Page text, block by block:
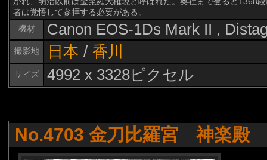
者は覚悟して参拝する必要がある。
機材
Canon EOS-1Ds Mark II ,
撮影地 日本 / 香川
サイズ 4992 x 3328ピクセル
No.4703 金刀比羅宮 神楽殿